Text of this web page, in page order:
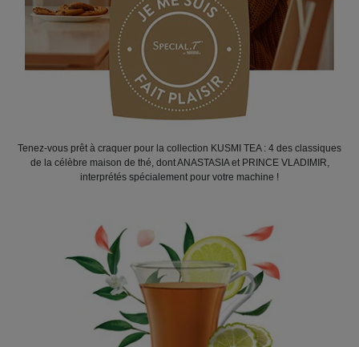
Tenez-vous prêt à craquer pour la collection KUSMI TEA : 4 des classiques
de la célèbre maison de thé, dont ANASTASIA et PRINCE VLADIMIR,
interprétés spécialement pour votre machine !